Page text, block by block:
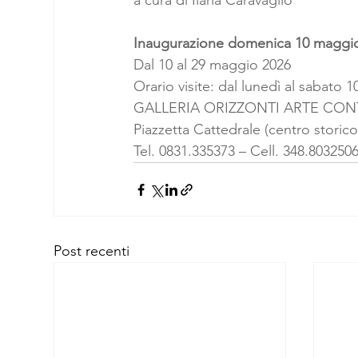
Inaugurazione domenica 10
Dal 10 al 29 maggio 2026
Orario visite: dal lunedì al sabato
GALLERIA ORIZZONTI ARTE
Piazzetta Cattedrale (centro
Tel. 0831.335373 – Cell.
Post recenti